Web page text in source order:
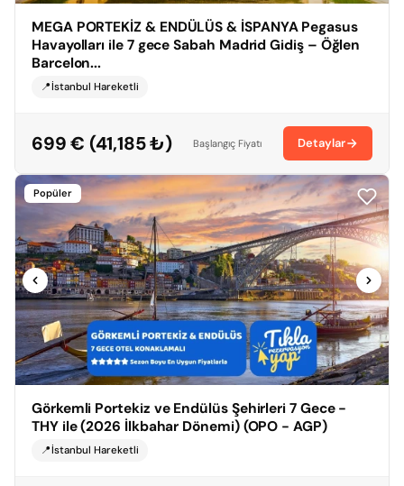
MEGA PORTEKİZ & ENDÜLÜS & İSPANYA Pegasus
Havayolları ile 7 gece Sabah Madrid Gidiş – Öğlen
Barcelon...
📍İstanbul Hareketli
699 € (41,185 ₺) Başlangıç Fiyatı Detaylar
Popüler
Görkemli Portekiz ve Endülüs Şehirleri 7 Gece -
THY ile (2026 İlkbahar Dönemi) (OPO - AGP)
📍İstanbul Hareketli